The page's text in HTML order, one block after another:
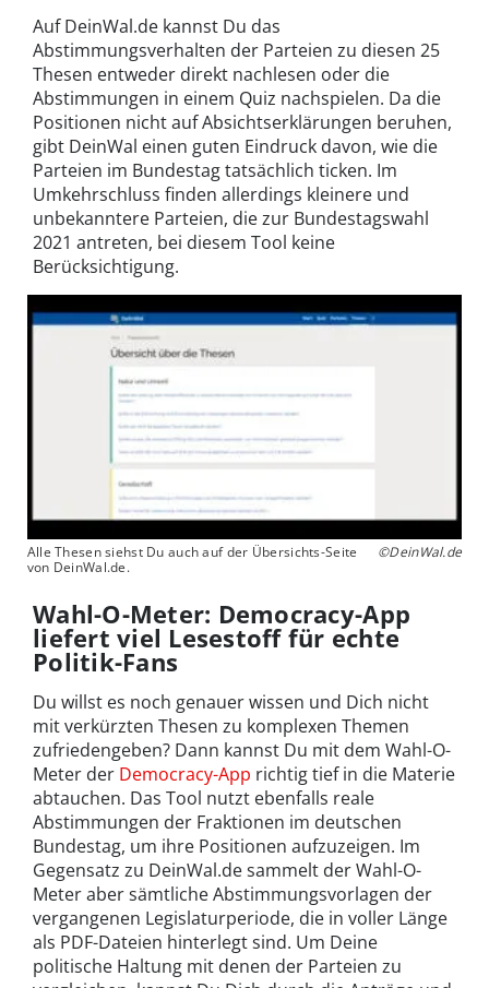
Auf DeinWal.de kannst Du das
Abstimmungsverhalten der Parteien zu diesen 25
Thesen entweder direkt nachlesen oder die
Abstimmungen in einem Quiz nachspielen. Da die
Positionen nicht auf Absichtserklärungen beruhen,
gibt DeinWal einen guten Eindruck davon, wie die
Parteien im Bundestag tatsächlich ticken. Im
Umkehrschluss finden allerdings kleinere und
unbekanntere Parteien, die zur Bundestagswahl
2021 antreten, bei diesem Tool keine
Berücksichtigung.
Alle Thesen siehst Du auch auf der Übersichts-Seite
von DeinWal.de.
©DeinWal.de
Wahl-O-Meter: Democracy-App
liefert viel Lesestoff für echte
Politik-Fans
Du willst es noch genauer wissen und Dich nicht
mit verkürzten Thesen zu komplexen Themen
zufriedengeben? Dann kannst Du mit dem Wahl-O-
Meter der Democracy-App richtig tief in die Materie
abtauchen. Das Tool nutzt ebenfalls reale
Abstimmungen der Fraktionen im deutschen
Bundestag, um ihre Positionen aufzuzeigen. Im
Gegensatz zu DeinWal.de sammelt der Wahl-O-
Meter aber sämtliche Abstimmungsvorlagen der
vergangenen Legislaturperiode, die in voller Länge
als PDF-Dateien hinterlegt sind. Um Deine
politische Haltung mit denen der Parteien zu